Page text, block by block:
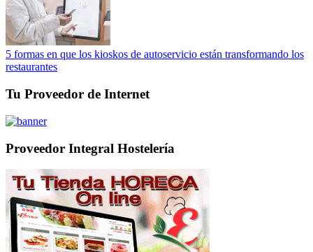
5 formas en que los kioskos de autoservicio están transformando los
restaurantes
Tu Proveedor de Internet
Proveedor Integral Hostelería